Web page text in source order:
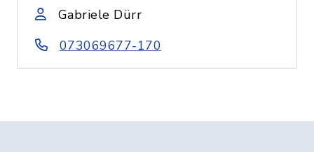
Gabriele Dürr
073069677-170